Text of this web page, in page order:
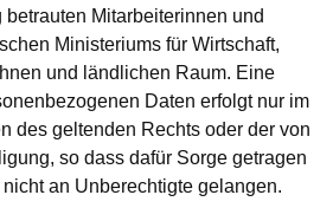
Mitarbeiterinnen und
Ministeriums für Wirtschaft,
und ländlichen Raum. Eine
Daten erfolgt nur im
des geltenden Rechts oder der von
so dass dafür Sorge getragen
an Unberechtigte gelangen.